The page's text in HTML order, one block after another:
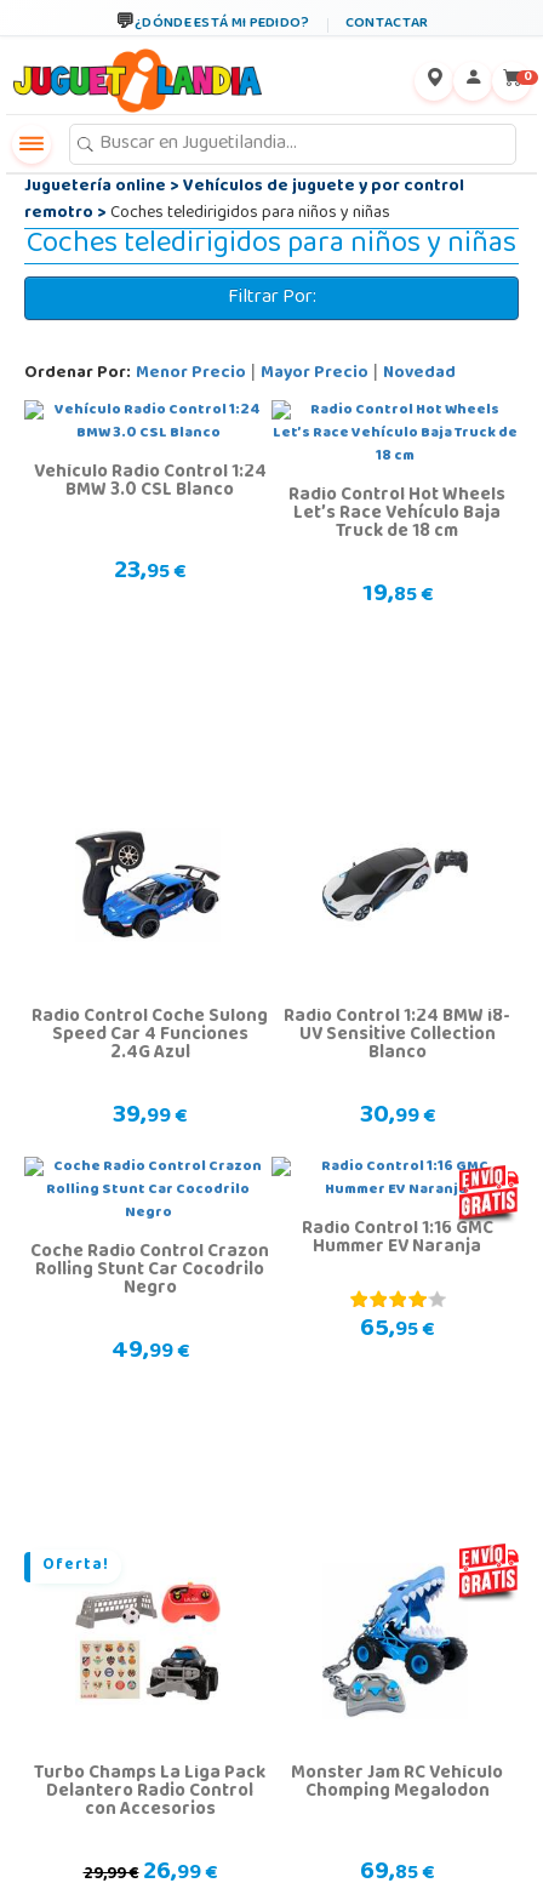
¿DÓNDE ESTÁ MI PEDIDO? CONTACTAR
0
Juguetería online>Vehículos de juguete y por control
remotro>Coches teledirigidos para niños y niñas
Coches teledirigidos para niños y niñas
Filtrar Por:
Ordenar Por: Menor Precio | Mayor Precio | Novedad
Vehículo Radio Control 1:24
BMW 3.0 CSL Blanco
23,95 €
Radio Control Hot Wheels
Let’s Race Vehículo Baja
Truck de 18 cm
19,85 €
Radio Control Coche Sulong
Speed Car 4 Funciones
2.4G Azul
39,99 €
Radio Control 1:24 BMW i8-
UV Sensitive Collection
Blanco
30,99 €
Coche Radio Control Crazon
Rolling Stunt Car Cocodrilo
Negro
49,99 €
Radio Control 1:16 GMC
Hummer EV Naranja
65,95 €
Oferta!
Turbo Champs La Liga Pack
Delantero Radio Control
con Accesorios
29,99 €26,99 €
Monster Jam RC Vehículo
Chomping Megalodon
69,85 €